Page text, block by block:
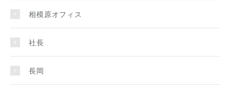
相模原オフィス
社長
長岡